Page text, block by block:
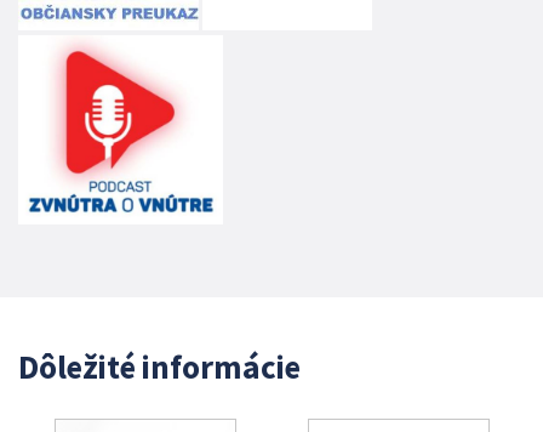
Dôležité informácie